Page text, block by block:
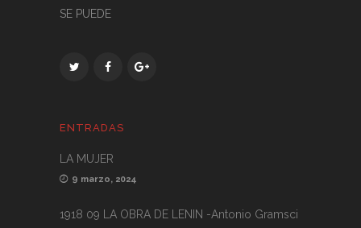
SE PUEDE
ENTRADAS
LA MUJER
9 marzo, 2024
1918 09 LA OBRA DE LENIN -Antonio Gramsci